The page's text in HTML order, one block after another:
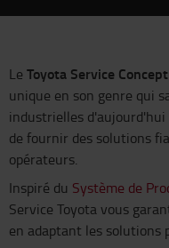
Le Toyota Service Concept
unique en son genre qui
industrielles d'aujourd'hui
de fournir des solutions
opérateurs.
Inspiré du Système de
Service Toyota vous
en adaptant les solutions